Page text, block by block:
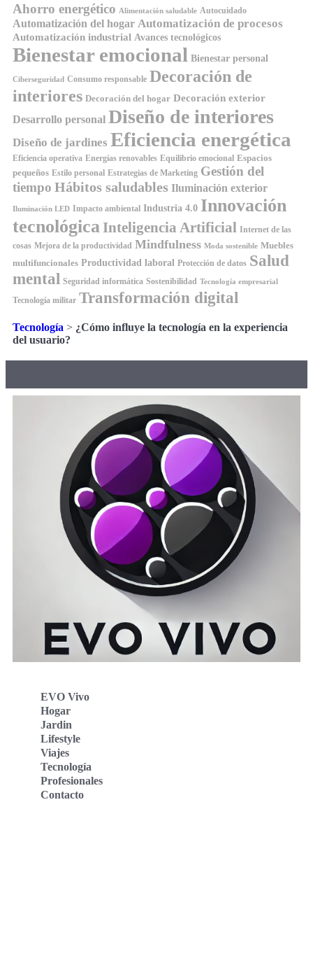
Ahorro energético Alimentación saludable Autocuidado
Automatización del hogar Automatización de procesos
Automatización industrial Avances tecnológicos
Bienestar emocional Bienestar personal
Ciberseguridad Consumo responsable Decoración de
interiores Decoración del hogar Decoración exterior
Desarrollo personal Diseño de interiores
Diseño de jardines Eficiencia energética
Eficiencia operativa Energías renovables Equilibrio emocional Espacios
pequeños Estilo personal Estrategias de Marketing Gestión del
tiempo Hábitos saludables Iluminación exterior
Iluminación LED Impacto ambiental Industria 4.0 Innovación
tecnológica Inteligencia Artificial Internet de las
cosas Mejora de la productividad Mindfulness Moda sostenible Muebles
multifuncionales Productividad laboral Protección de datos Salud
mental Seguridad informática Sostenibilidad Tecnología empresarial
Tecnología militar Transformación digital
Tecnología > ¿Cómo influye la tecnología en la experiencia
del usuario?
EVO Vivo
Hogar
Jardin
Lifestyle
Viajes
Tecnología
Profesionales
Contacto